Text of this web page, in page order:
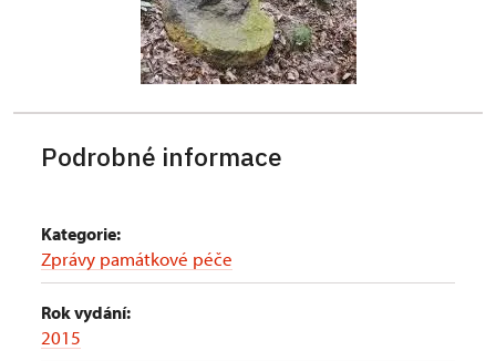
Podrobné informace
Kategorie:
Zprávy památkové péče
Rok vydání:
2015